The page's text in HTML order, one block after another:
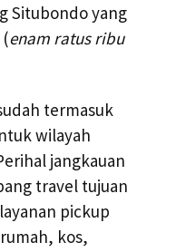
Situbondo yang
enam ratus ribu
termasuk
wilayah
jangkauan
travel tujuan
pickup
kos,